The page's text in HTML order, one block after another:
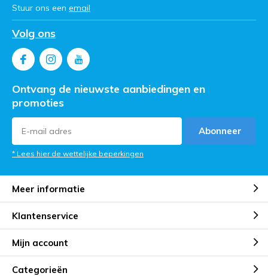
Stuur ons een email
Volg ons
Ontvang de nieuwste aanbiedingen en
promoties
Abonneer
* Lees hier de wettelijke beperkingen
Meer informatie
Klantenservice
Mijn account
Categorieën